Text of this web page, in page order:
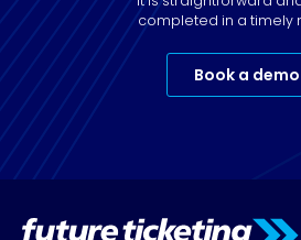
completed in a timely
Book a demo